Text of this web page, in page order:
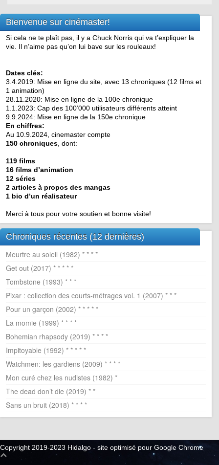
Bienvenue sur cinémaster!
Si cela ne te plaît pas, il y a Chuck Norris qui va t’expliquer la
vie. Il n’aime pas qu’on lui bave sur les rouleaux!
Dates clés:
3.4.2019: Mise en ligne du site, avec 13 chroniques (12 films et
1 animation)
28.11.2020: Mise en ligne de la 100e chronique
1.1.2023: Cap des 100’000 utilisateurs différents atteint
9.9.2024: Mise en ligne de la 150e chronique
En chiffres:
Au 10.9.2024, cinemaster compte
150 chroniques , dont:
119 films
16 films d’animation
12 séries
2 articles à propos des mangas
1 bio d’un réalisateur
Merci à tous pour votre soutien et bonne visite!
Chroniques récentes (12 dernières)
Meurtre au soleil (1982) * * * *
Get out (2017) * * * * *
Tombstone (1993) * * *
Pixar : collection des courts-métrages vol. 1 (2007) * * *
Pour un garçon (2002) * * * * *
La momie (1999) * * * *
Bohemian rhapsody (2019) * * * *
Impitoyable (1992) * * * * *
Watchmen: les gardiens (2009) * * * *
Mon curé chez les nudistes (1982) *
The dead don’t die (2019) * *
Sans un bruit (2018) * * * *
Copyright 2019-2023 Hidalgo - site optimisé pour Google Chrome